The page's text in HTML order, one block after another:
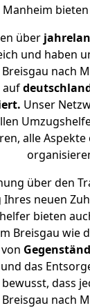
Manheim
über
und haben
nach
auf
Unser
alle
über den
neuen
bieten
Breisgau wie
von
das
dass
nach